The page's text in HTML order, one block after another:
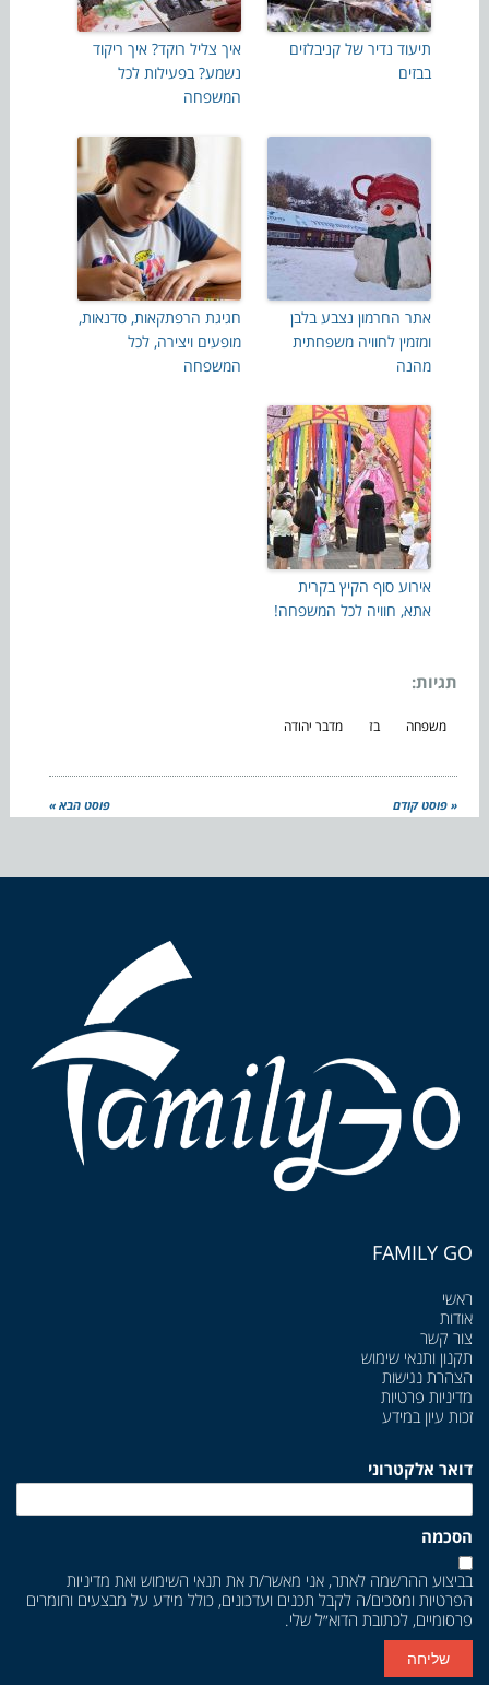
תיעוד נדיר של קניבלזים
בבזים
איך צליל רוקד? איך ריקוד
נשמע? בפעילות לכל
המשפחה
אתר החרמון נצבע בלבן
ומזמין לחוויה משפחתית
מהנה
חגיגת הרפתקאות, סדנאות,
מופעים ויצירה, לכל
המשפחה
אירוע סוף הקיץ בקרית
אתא, חוויה לכל המשפחה!
תגיות:
משפחה בז מדבר יהודה
« פוסט קודם פוסט הבא »
FAMILY GO
ראשי
אודות
צור קשר
תקנון ותנאי שימוש
הצהרת נגישות
מדיניות פרטיות
זכות עיון במידע
דואר אלקטרוני
הסכמה
בביצוע ההרשמה לאתר, אני מאשר/ת את תנאי השימוש ואת מדיניות
הפרטיות ומסכים/ה לקבל תכנים ועדכונים, כולל מידע על מבצעים וחומרים
פרסומיים, לכתובת הדוא״ל שלי.
שליחה